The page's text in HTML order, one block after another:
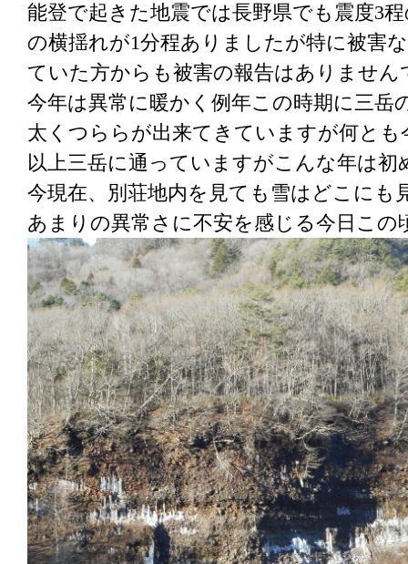
能登で起きた地震では長野県でも震度3
の横揺れが1分程ありましたが特に被害
ていた方からも被害の報告はありません
今年は異常に暖かく例年この時期に三岳
太くつららが出来てきていますが何と
以上三岳に通っていますがこんな年は初
今現在、別荘地内を見ても雪はどこにも
あまりの異常さに不安を感じる今日この